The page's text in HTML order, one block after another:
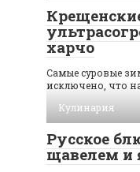
харчо
Самые суровые
исключено, что
Кулинария
Русское
щавелем и